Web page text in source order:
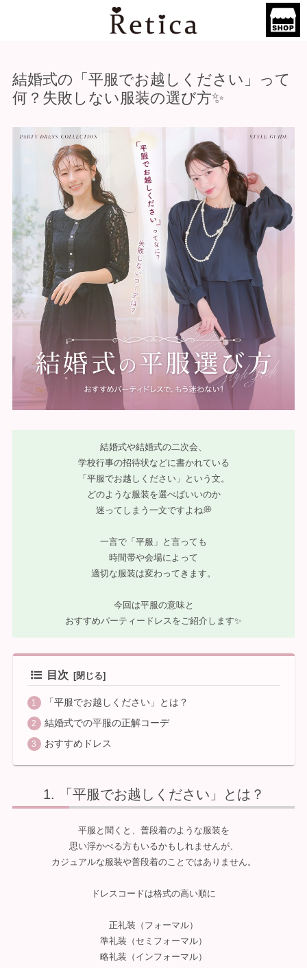
結婚式の「平服でお越しください」って
何？失敗しない服装の選び方✨
結婚式や結婚式の二次会、
学校行事の招待状などに書かれている
「平服でお越しください」という文。
どのような服装を選べばいいのか
迷ってしまう一文ですよね💭
一言で「平服」と言っても
時間帯や会場によって
適切な服装は変わってきます。
今回は平服の意味と
おすすめパーティードレスをご紹介します✨
目次
「平服でお越しください」とは？
結婚式での平服の正解コーデ
おすすめドレス
「平服でお越しください」とは？
平服と聞くと、普段着のような服装を
思い浮かべる方もいるかもしれませんが、
カジュアルな服装や普段着のことではありません。
ドレスコードは格式の高い順に
正礼装（フォーマル）
準礼装（セミフォーマル）
略礼装（インフォーマル）